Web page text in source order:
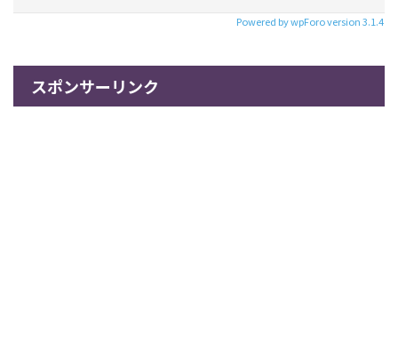
Powered by wpForo version 3.1.4
スポンサーリンク